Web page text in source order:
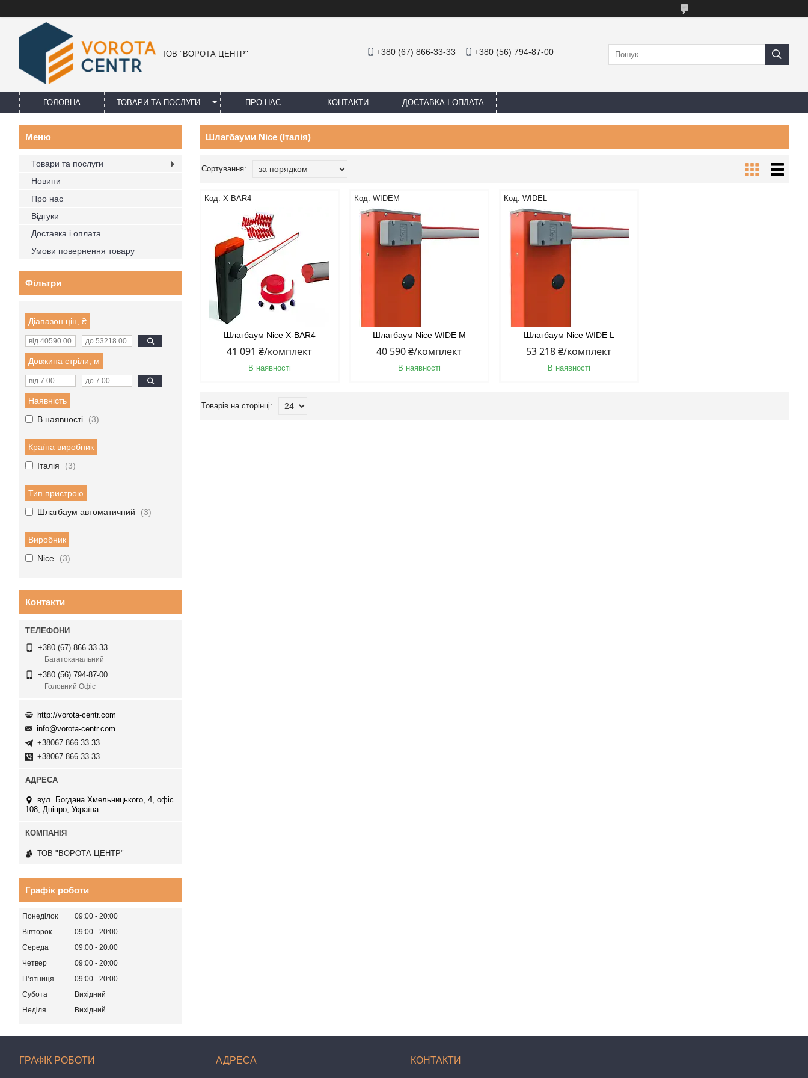
ТОВ "ВОРОТА ЦЕНТР" +380 (67) 866-33-33 +380 (56) 794-87-00
ГОЛОВНА ТОВАРИ ТА ПОСЛУГИ ПРО НАС КОНТАКТИ ДОСТАВКА І ОПЛАТА
Шлагбауми Nice (Італія)
X-BAR4
Шлагбаум Nice X-BAR4
41 091 ₴/комплект
В наявності
WIDEM
Шлагбаум Nice WIDE M
40 590 ₴/комплект
В наявності
WIDEL
Шлагбаум Nice WIDE L
53 218 ₴/комплект
В наявності
Товари та послуги
Новини
Про нас
Відгуки
Доставка і оплата
Умови повернення товару
Фільтри
Діапазон цін, ₴
Довжина стріли, м
Наявність
В наявності
3
Країна виробник
Італія
3
Тип пристрою
Шлагбаум автоматичний
3
Виробник
Nice
3
Контакти
+380 (67) 866-33-33
Багатоканальний
+380 (56) 794-87-00
Головний Офіс
http://vorota-centr.com
info@vorota-centr.com
+38067 866 33 33
+38067 866 33 33
вул. Богдана Хмельницького, 4, офіс
108, Дніпро, Україна
ТОВ "ВОРОТА ЦЕНТР"
Графік роботи
Понеділок 09:00
20:00
Вівторок
09:00
20:00
Середа
09:00
20:00
Четвер
09:00
20:00
Пʼятниця
09:00
20:00
Субота
Вихідний
Неділя
Вихідний
ГРАФІК РОБОТИ